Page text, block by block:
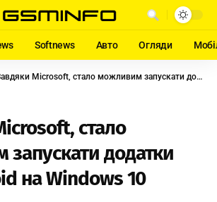
Softnews Авто Огляди
Microsoft, стало можливим запускати додатки для Android на Windows 10
стало
додатки
на Windows 10